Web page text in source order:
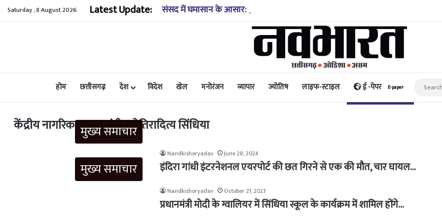
Saturday , 8 August 2026 Latest Update: संसद में घमासान के आसार: कांग्रेस ने पार्टी सांसदों को जारी किया व्हिप, क्या है 10 से 12
होम छत्तीसगढ़ देश विदेश खेल मनोरंजन व्यापार ज्योतिष लाइफ-स्टाइल ई -पेपर E-paper
केंद्रीय नागरिक उड्डयन मंत्री ज्योतिरादित्य सिंधिया
मुख्य समाचार
Nandkishoryadav June 28, 2024
इंदिरा गांधी इंटरनेशनल एयरपोर्ट की छत गिरने से एक की मौत, चार घायल…
मुख्य समाचार
Nandkishoryadav October 21, 2023
प्रधानमंत्री मोदी के ग्वालियर में सिंधिया स्कूल के कार्यक्रम में शामिल होंगे…